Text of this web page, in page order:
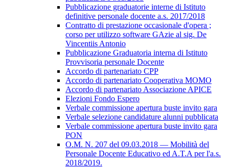
Pubblicazione graduatorie interne di Istituto
definitive personale docente a.s. 2017/2018
Contratto di prestazione occasionale d'opera ;
corso per utilizzo software GAzie al sig. De
Vincentiis Antonio
Pubblicazione Graduatoria interna di Istituto
Provvisoria personale Docente
Accordo di partenariato CPP
Accordo di partenariato Cooperativa MOMO
Accordo di partenariato Associazione APICE
Elezioni Fondo Espero
Verbale commissione apertura buste invito gara
Verbale selezione candidature alunni pubblicata
Verbale commissione apertura buste invito gara
PON
O.M. N. 207 del 09.03.2018 — Mobilità del
Personale Docente Educativo ed A.T.A per l'a.s.
2018/2019.